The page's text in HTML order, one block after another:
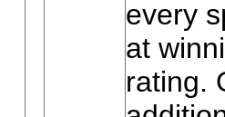
every
at
rating.